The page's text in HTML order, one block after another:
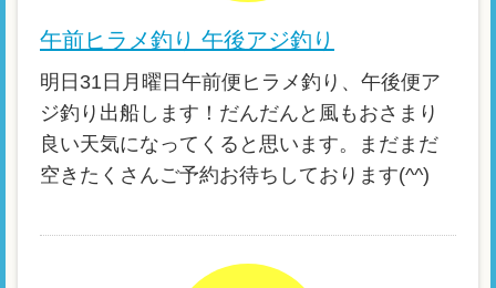
午前ヒラメ釣り 午後アジ釣り
明日31日月曜日午前便ヒラメ釣り、午後便ア
ジ釣り出船します！だんだんと風もおさまり
良い天気になってくると思います。まだまだ
空きたくさんご予約お待ちしております(^^)